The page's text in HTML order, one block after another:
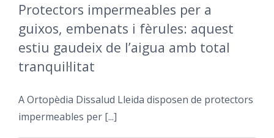
Protectors impermeables per a
guixos, embenats i fèrules: aquest
estiu gaudeix de l’aigua amb total
tranquil·litat
A Ortopèdia Dissalud Lleida disposen de protectors
impermeables per [...]